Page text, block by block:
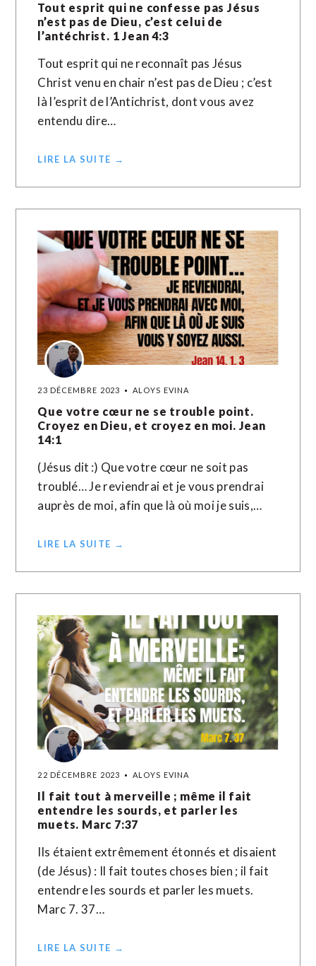
Tout esprit qui ne confesse pas Jésus
n’est pas de Dieu, c’est celui de
l’antéchrist. 1 Jean 4:3
Tout esprit qui ne reconnaît pas Jésus
Christ venu en chair n’est pas de Dieu ; c’est
là l’esprit de l’Antichrist, dont vous avez
entendu dire…
LIRE LA SUITE →
23 DÉCEMBRE 2023 ALOYS EVINA
Que votre cœur ne se trouble point.
Croyez en Dieu, et croyez en moi. Jean
14:1
(Jésus dit :) Que votre cœur ne soit pas
troublé… Je reviendrai et je vous prendrai
auprès de moi, afin que là où moi je suis,…
LIRE LA SUITE →
22 DÉCEMBRE 2023 ALOYS EVINA
Il fait tout à merveille ; même il fait
entendre les sourds, et parler les
muets. Marc 7:37
Ils étaient extrêmement étonnés et disaient
(de Jésus) : Il fait toutes choses bien ; il fait
entendre les sourds et parler les muets.
Marc 7. 37…
LIRE LA SUITE →